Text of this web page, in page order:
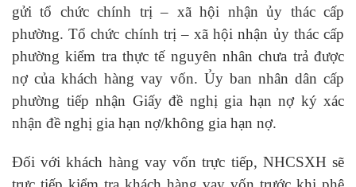
gửi tổ chức chính trị – xã hội nhận ủy thác cấp
phường. Tổ chức chính trị – xã hội nhận ủy thác cấp
phường kiểm tra thực tế nguyên nhân chưa trả được
nợ của khách hàng vay vốn. Ủy ban nhân dân cấp
phường tiếp nhận Giấy đề nghị gia hạn nợ ký xác
nhận đề nghị gia hạn nợ/không gia hạn nợ.
Đối với khách hàng vay vốn trực tiếp, NHCSXH sẽ